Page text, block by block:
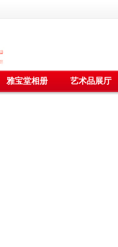
雅宝堂相册 艺术品展厅